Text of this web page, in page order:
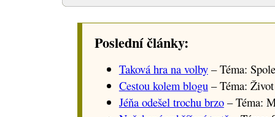
Poslední články:
Taková hra na volby– Téma:
Cestou kolem blogu– Téma: Život
Jéňa odešel trochu brzo– Téma: